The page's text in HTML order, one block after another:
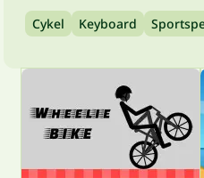
Cykel Keyboard